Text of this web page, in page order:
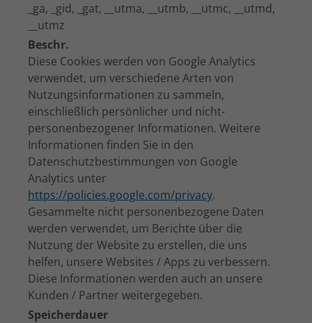
_ga, _gid, _gat, __utma, __utmb, __utmc, __utmd,
__utmz
Beschr.
Diese Cookies werden von Google Analytics
verwendet, um verschiedene Arten von
Nutzungsinformationen zu sammeln,
einschließlich persönlicher und nicht-
personenbezogener Informationen. Weitere
Informationen finden Sie in den
Datenschutzbestimmungen von Google
Analytics unter
https://policies.google.com/privacy.
Gesammelte nicht personenbezogene Daten
werden verwendet, um Berichte über die
Nutzung der Website zu erstellen, die uns
helfen, unsere Websites / Apps zu verbessern.
Diese Informationen werden auch an unsere
Kunden / Partner weitergegeben.
Speicherdauer